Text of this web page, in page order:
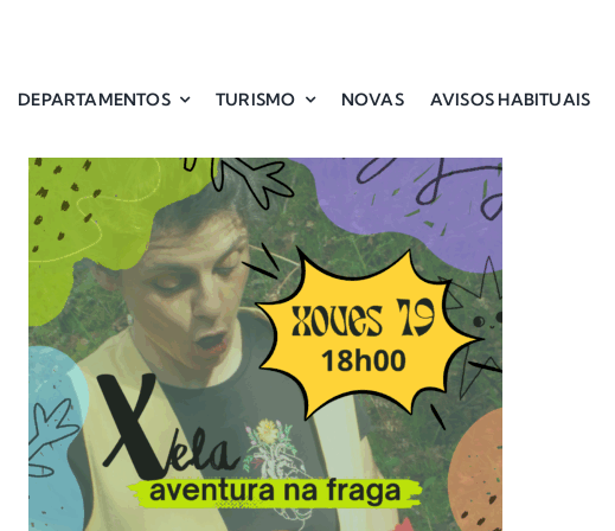
DEPARTAMENTOS TURISMO NOVAS AVISOS HABITUAIS